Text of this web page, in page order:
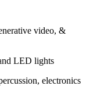
video, &
LED lights
electronics